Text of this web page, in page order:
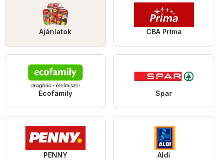
Ajánlatok CBA Príma
Ecofamily Spar
PENNY Aldi